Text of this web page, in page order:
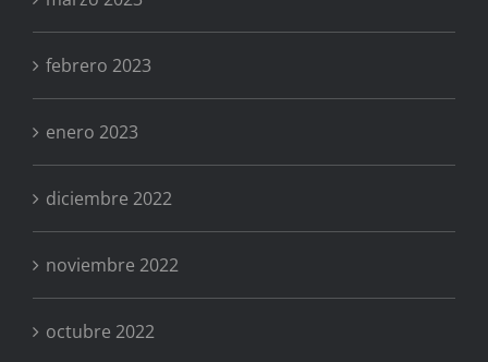
febrero 2023
enero 2023
diciembre 2022
noviembre 2022
octubre 2022